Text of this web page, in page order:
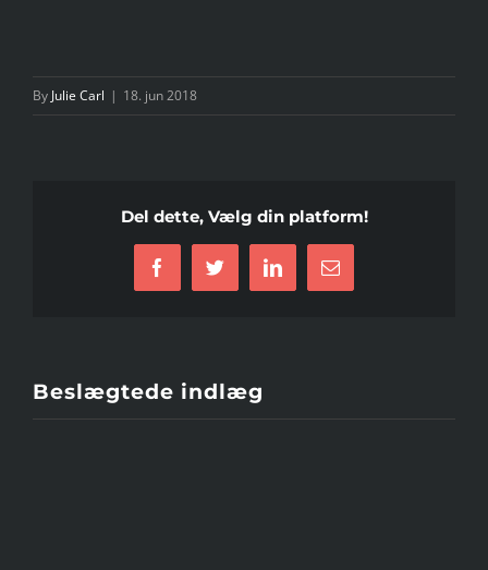
By Julie Carl | 18. jun 2018
Del dette, Vælg din platform!
FacebookTwitterLinkedIn
E-
mail
Beslægtede indlæg